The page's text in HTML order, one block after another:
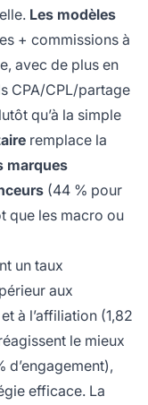
Les modèles
+ commissions à
avec de plus en
CPA/CPL/partage
qu’à la simple
remplace la
marques
(44 % pour
que les macro ou
un taux
aux
à l’affiliation (1,82
le mieux
efficace. La